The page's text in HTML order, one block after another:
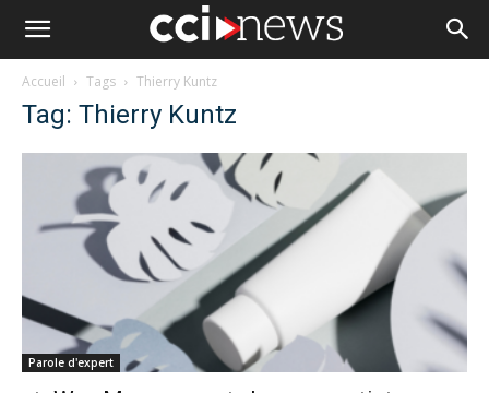
Accueil Tags Thierry Kuntz
Tag: Thierry Kuntz
Parole d'expert